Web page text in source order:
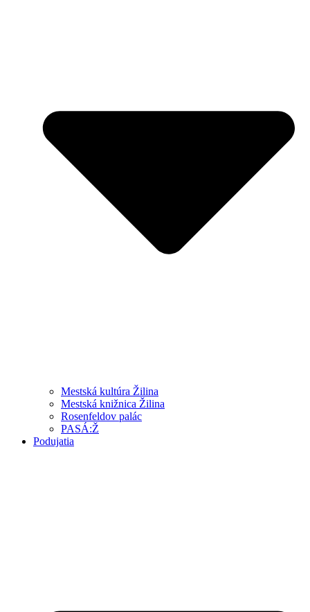
Mestská kultúra Žilina
Mestská knižnica Žilina
Rosenfeldov palác
PASÁ:Ž
Podujatia